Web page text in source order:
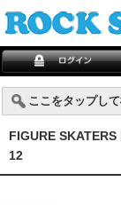
ここをタップし
FIGURE
12